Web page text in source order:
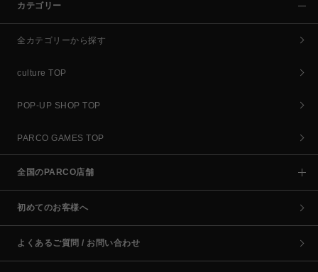
カテゴリー
全カテゴリーから探す
culture TOP
POP-UP SHOP TOP
PARCO GAMES TOP
全国のPARCO店舗
初めてのお客様へ
よくあるご質問 / お問い合わせ